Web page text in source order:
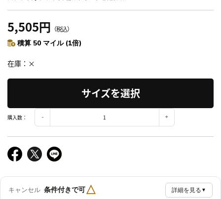
5,505円 （税込）
積算 50 マイル (1倍)
在庫 ×
サイズを選択
購入数：
キャンセル 条件付きで可△ 詳細を見る ▼